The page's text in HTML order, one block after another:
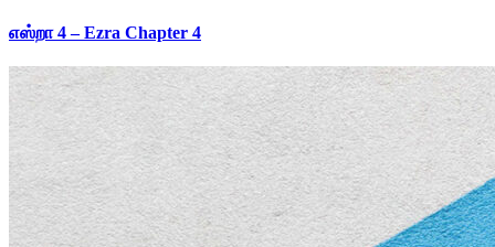
எஸ்றா 4 – Ezra Chapter 4